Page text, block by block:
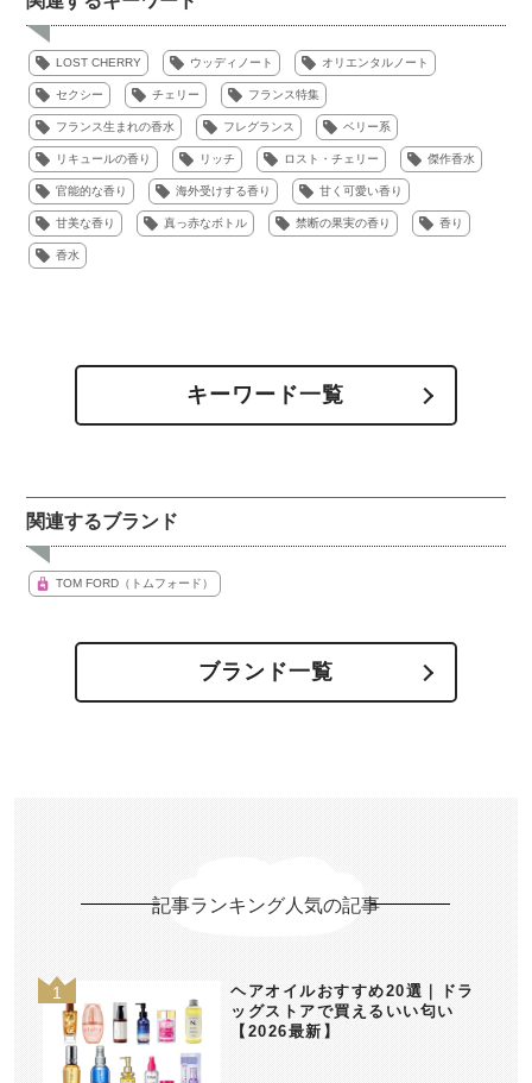
LOST CHERRY ウッディノート オリエンタルノート
セクシー チェリー フランス特集
フランス生まれの香水 フレグランス ベリー系
リキュールの香り リッチ ロスト・チェリー 傑作香水
官能的な香り 海外受けする香り 甘く可愛い香り
甘美な香り 真っ赤なボトル 禁断の果実の香り 香り
香水
キーワード一覧
関連するブランド
TOM FORD（トムフォード）
ブランド一覧
記事ランキング人気の記事
ヘアオイルおすすめ20選｜ドラ
ッグストアで買えるいい匂い
【2026最新】